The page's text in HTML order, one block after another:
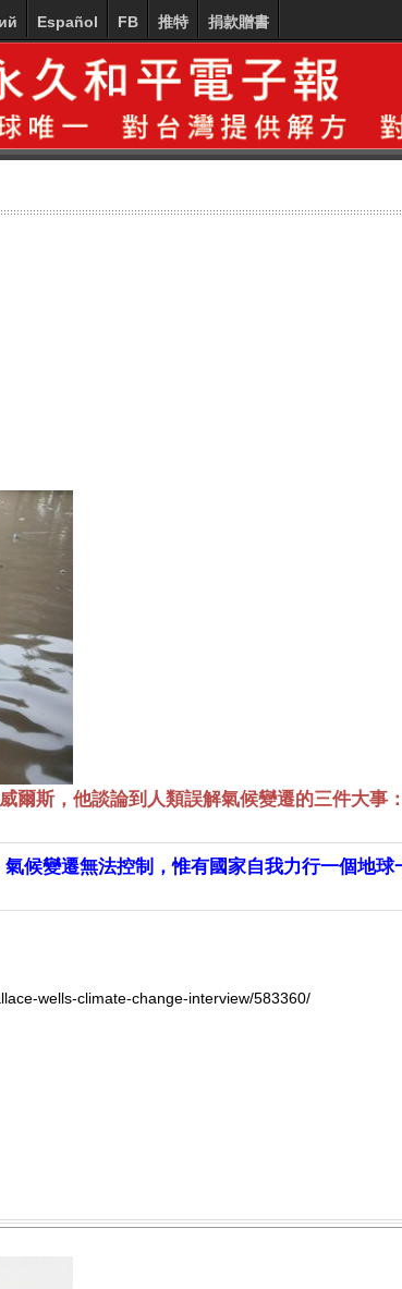
Español FB 推特 捐款贈書
爾斯，他談論到人類誤解氣候變遷的三件大事
候變遷無法控制，惟有國家自我力行一個地
wells-climate-change-interview/583360/